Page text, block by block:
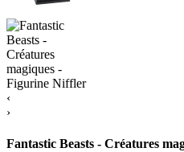
‹
›
Fantastic Beasts - Créatures